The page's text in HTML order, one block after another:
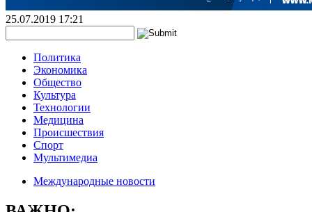
25.07.2019 17:21
Политика
Экономика
Общество
Культура
Технологии
Медицина
Происшествия
Спорт
Мультимедиа
Международные новости